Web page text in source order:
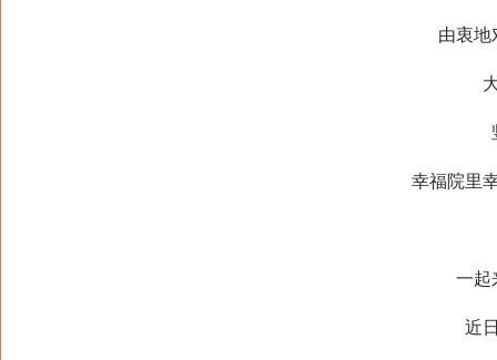
由衷地对
大
竖
幸福院里幸
一起来
近日